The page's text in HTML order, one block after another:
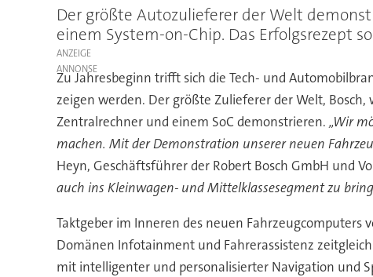
Der größte Autozulieferer der Welt
einem System-on-Chip. Das Erfolgsrezept
ANZEIGE
Zu Jahresbeginn trifft sich die Tech- und
zeigen werden. Der größte Zulieferer der Welt,
Zentralrechner und einem SoC demonstrieren. „Wir
machen. Mit der Demonstration unserer neuen
Heyn, Geschäftsführer der Robert Bosch GmbH und
auch ins Kleinwagen- und Mittelklassesegment zu
Taktgeber im Inneren des neuen Fahrzeugcomputers
Domänen Infotainment und Fahrerassistenz
mit intelligenter und personalisierter Navigation und